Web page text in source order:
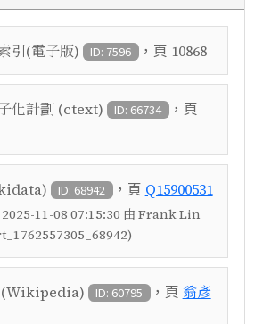
引(電子版) ID: 7596 ，頁 10868
化計劃 (ctext) ID: 66734 ，頁
ID: 68942 ，頁 Q15900531
2025-11-08 07:15:30 由 Frank Lin
(Wikipedia) ID: 60795 ，頁 翁彥